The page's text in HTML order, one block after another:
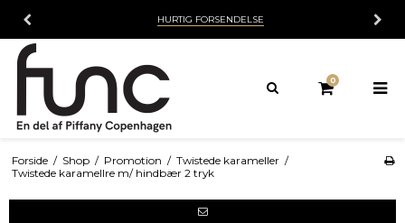
HURTIG FORSENDELSE
0
Forside / Shop / Promotion / Twistede karameller /
Twistede karamellre m/ hindbær 2 tryk